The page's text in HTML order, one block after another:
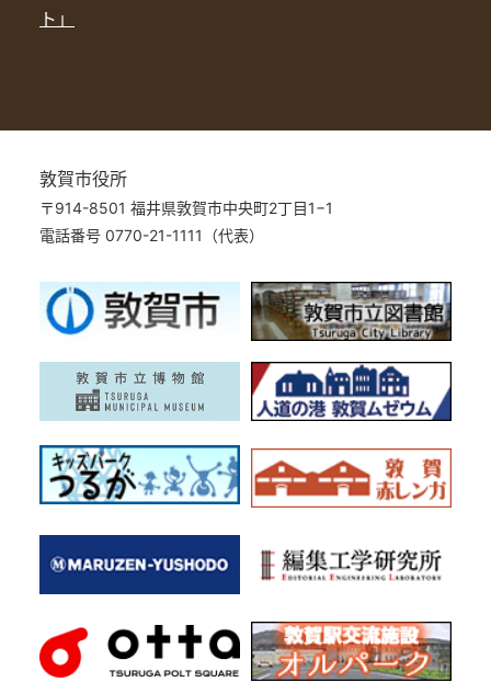
ト」
敦賀市役所
〒914-8501 福井県敦賀市中央町2丁目1−1
電話番号 0770-21-1111（代表）